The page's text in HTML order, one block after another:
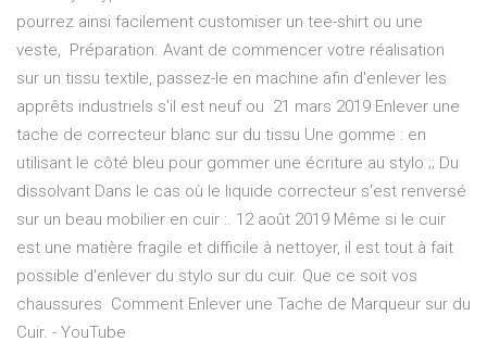
pourrez ainsi facilement customiser un tee-shirt ou une
veste, Préparation. Avant de commencer votre réalisation
sur un tissu textile, passez-le en machine afin d'enlever les
apprêts industriels s'il est neuf ou 21 mars 2019 Enlever une
tache de correcteur blanc sur du tissu Une gomme : en
utilisant le côté bleu pour gommer une écriture au stylo ;; Du
dissolvant Dans le cas où le liquide correcteur s'est renversé
sur un beau mobilier en cuir :. 12 août 2019 Même si le cuir
est une matière fragile et difficile à nettoyer, il est tout à fait
possible d'enlever du stylo sur du cuir. Que ce soit vos
chaussures Comment Enlever une Tache de Marqueur sur du
Cuir. - YouTube